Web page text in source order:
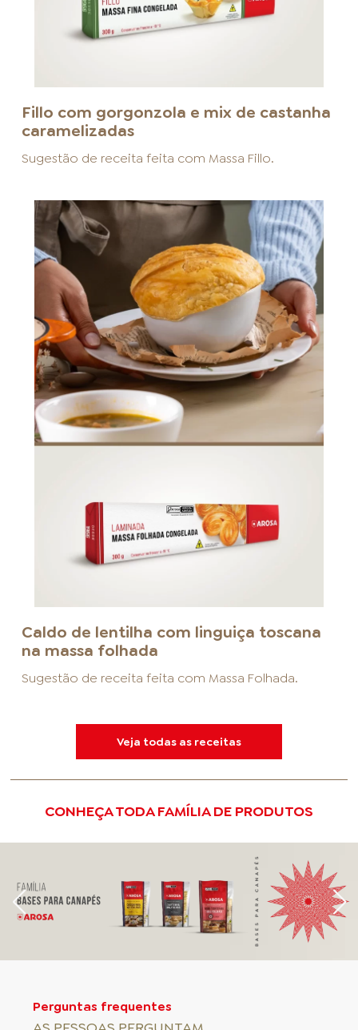
Fillo com gorgonzola e mix de castanha
caramelizadas
Sugestão de receita feita com Massa Fillo.
Caldo de lentilha com linguiça toscana
na massa folhada
Sugestão de receita feita com Massa Folhada.
Veja todas as receitas
CONHEÇA TODA FAMÍLIA DE PRODUTOS
Perguntas frequentes